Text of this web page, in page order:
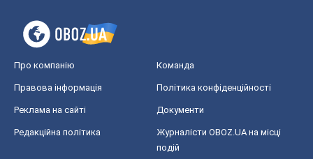
Про компанію Команда
Правова інформація Політика конфіденційності
Реклама на сайті Документи
Редакційна політика
Журналісти OBOZ.UA на місці
подій